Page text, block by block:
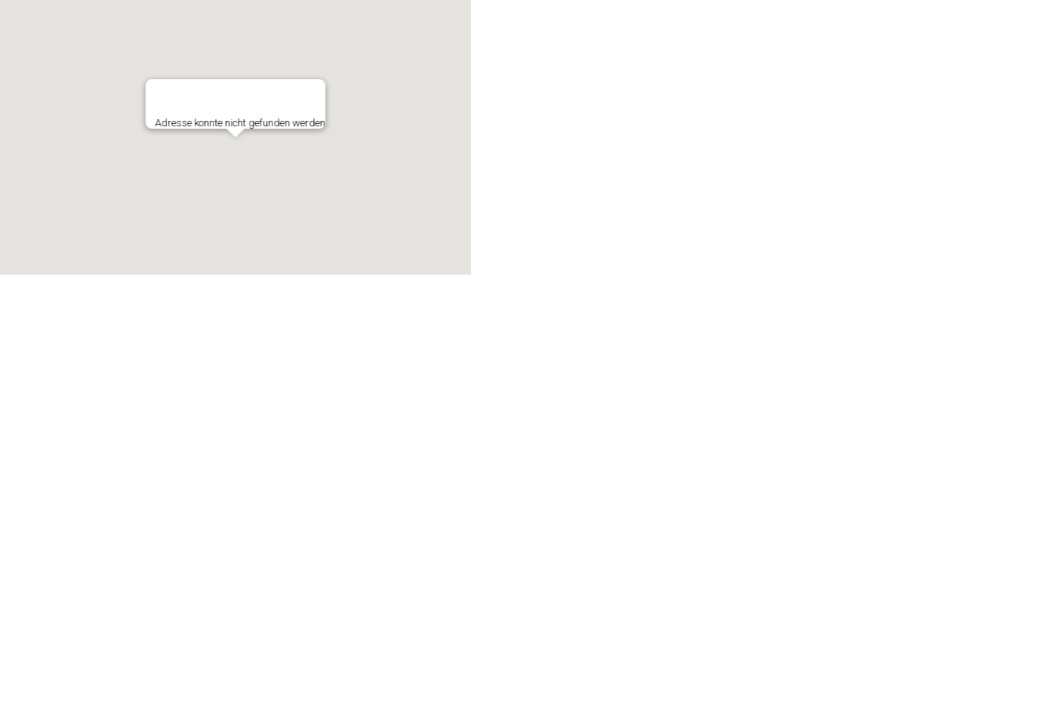
Adresse konnte nicht gefunden werden